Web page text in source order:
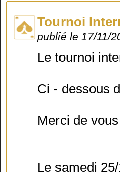
Tournoi
publié le 17/11/
Le tournoi
Ci - dessous
Merci de
Le samedi 25/